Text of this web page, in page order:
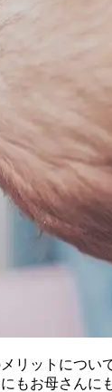
リットについ
もお母さんに